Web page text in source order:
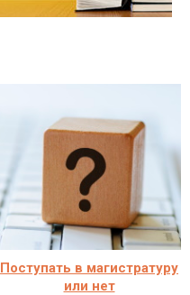
Поступать в магистратуру
или нет